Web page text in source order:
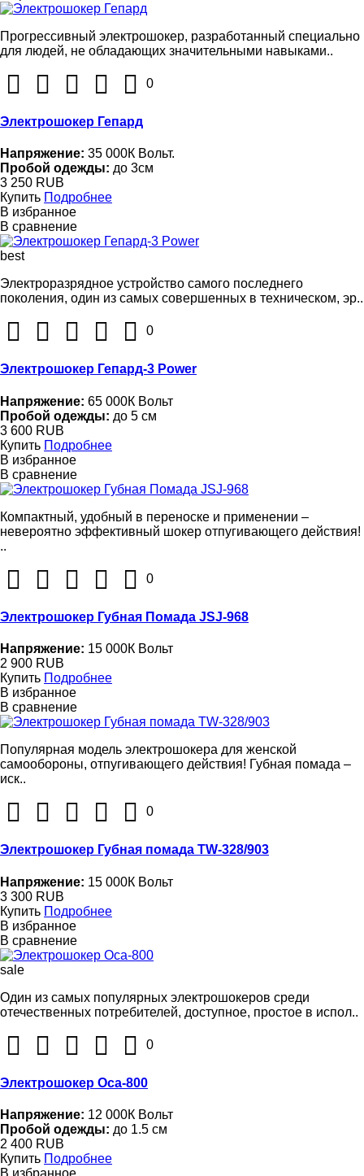
Прогрессивный электрошокер, разработанный специально
для людей, не обладающих значительными навыками..
0
Электрошокер Гепард
Напряжение: 35 000К Вольт.
Пробой одежды: до 3см
3 250 RUB
Купить Подробнее
В избранное
В сравнение
best
Электроразрядное устройство самого последнего
поколения, один из самых совершенных в техническом, эр..
0
Электрошокер Гепард-3 Power
Напряжение: 65 000К Вольт
Пробой одежды: до 5 см
3 600 RUB
Купить Подробнее
В избранное
В сравнение
Компактный, удобный в переноске и применении –
невероятно эффективный шокер отпугивающего действия!
..
0
Электрошокер Губная Помада JSJ-968
Напряжение: 15 000К Вольт
2 900 RUB
Купить Подробнее
В избранное
В сравнение
Популярная модель электрошокера для женской
самообороны, отпугивающего действия! Губная помада –
иск..
0
Электрошокер Губная помада TW-328/903
Напряжение: 15 000К Вольт
3 300 RUB
Купить Подробнее
В избранное
В сравнение
sale
Один из самых популярных электрошокеров среди
отечественных потребителей, доступное, простое в испол..
0
Электрошокер Оса-800
Напряжение: 12 000К Вольт
Пробой одежды: до 1.5 см
2 400 RUB
Купить Подробнее